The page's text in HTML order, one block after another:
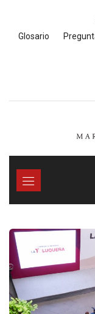
contentGlosario